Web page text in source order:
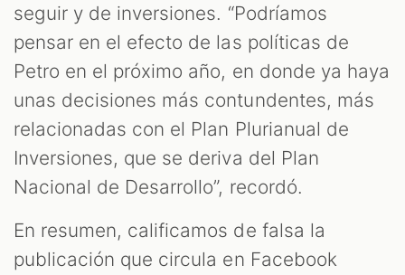
seguir y de inversiones. “Podríamos
pensar en el efecto de las políticas de
Petro en el próximo año, en donde ya haya
unas decisiones más contundentes, más
relacionadas con el Plan Plurianual de
Inversiones, que se deriva del Plan
Nacional de Desarrollo”, recordó.
En resumen, calificamos de falsa la
publicación que circula en Facebook